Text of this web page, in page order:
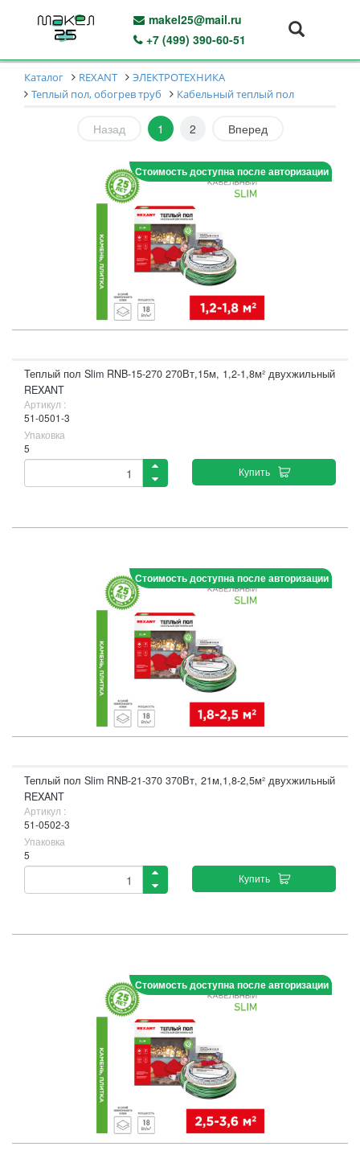
makel25@mail.ru
+7 (499) 390-60-51
Каталог REXANT
ЭЛЕКТРОТЕХНИКА
Теплый пол, обогрев труб
Кабельный теплый пол
Назад 1 2 Вперед
Стоимость доступна после авторизации
Теплый пол Slim RNB-15-270 270Вт,15м, 1,2-1,8м² двухжильный
REXANT
Артикул :
51-0501-3
Упаковка
5
Купить
Стоимость доступна после авторизации
Теплый пол Slim RNB-21-370 370Вт, 21м,1,8-2,5м² двухжильный
REXANT
Артикул :
51-0502-3
Упаковка
5
Купить
Стоимость доступна после авторизации